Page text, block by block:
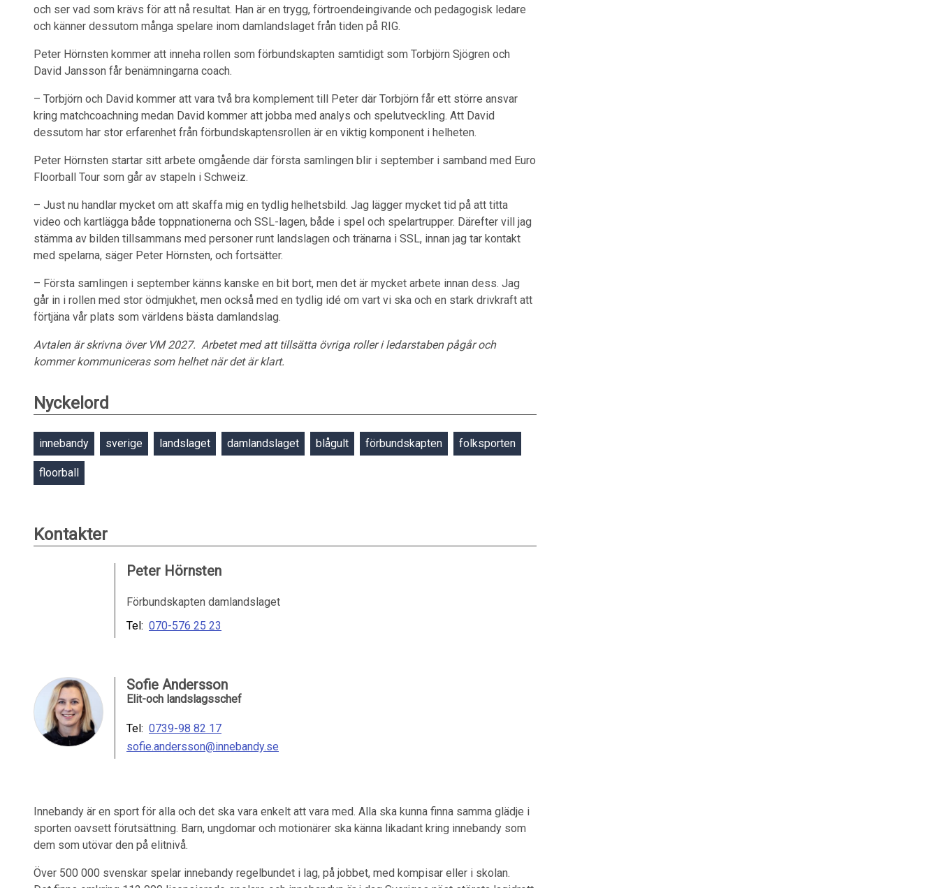
och ser vad som krävs för att nå resultat. Han är en trygg, förtroendeingivande och pedagogisk ledare
och känner dessutom många spelare inom damlandslaget från tiden på RIG.
Peter Hörnsten kommer att inneha rollen som förbundskapten samtidigt som Torbjörn Sjögren och
David Jansson får benämningarna coach.
– Torbjörn och David kommer att vara två bra komplement till Peter där Torbjörn får ett större ansvar
kring matchcoachning medan David kommer att jobba med analys och spelutveckling. Att David
dessutom har stor erfarenhet från förbundskaptensrollen är en viktig komponent i helheten.
Peter Hörnsten startar sitt arbete omgående där första samlingen blir i september i samband med Euro
Floorball Tour som går av stapeln i Schweiz.
– Just nu handlar mycket om att skaffa mig en tydlig helhetsbild. Jag lägger mycket tid på att titta
video och kartlägga både toppnationerna och SSL-lagen, både i spel och spelartrupper. Därefter vill jag
stämma av bilden tillsammans med personer runt landslagen och tränarna i SSL, innan jag tar kontakt
med spelarna, säger Peter Hörnsten, och fortsätter.
– Första samlingen i september känns kanske en bit bort, men det är mycket arbete innan dess. Jag
går in i rollen med stor ödmjukhet, men också med en tydlig idé om vart vi ska och en stark drivkraft att
förtjäna vår plats som världens bästa damlandslag.
Avtalen är skrivna över VM 2027. Arbetet med att tillsätta övriga roller i ledarstaben pågår och
kommer kommuniceras som helhet när det är klart.
Nyckelord
innebandy sverige landslaget damlandslaget blågult förbundskapten folksporten
floorball
Kontakter
Peter Hörnsten
Förbundskapten damlandslaget
Tel: 070-576 25 23
Sofie Andersson
Elit-och landslagsschef
Tel: 0739-98 82 17
sofie.andersson@innebandy.se
Innebandy är en sport för alla och det ska vara enkelt att vara med. Alla ska kunna finna samma glädje i
sporten oavsett förutsättning. Barn, ungdomar och motionärer ska känna likadant kring innebandy som
dem som utövar den på elitnivå.
Över 500 000 svenskar spelar innebandy regelbundet i lag, på jobbet, med kompisar eller i skolan.